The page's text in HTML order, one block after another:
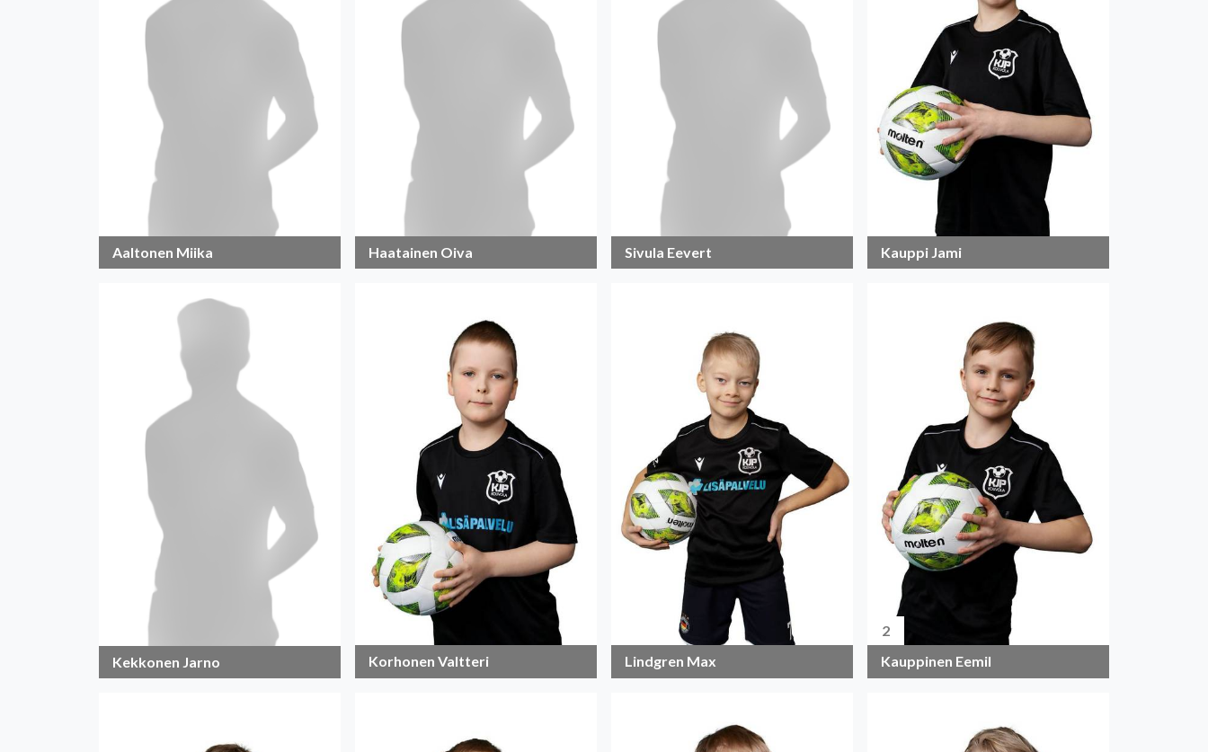
Aaltonen Miika Haatainen Oiva Sivula Eevert Kauppi Jami
Kekkonen Jarno Korhonen Valtteri Lindgren Max
2
Kauppinen Eemil